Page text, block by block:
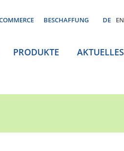
BESCHAFFUNG DE EN
PRODUKTE AKTUELLES